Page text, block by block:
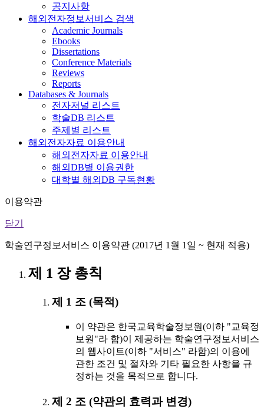
공지사항
해외전자정보서비스 검색
Academic Journals
Ebooks
Dissertations
Conference Materials
Reviews
Reports
Databases & Journals
전자저널 리스트
학술DB 리스트
주제별 리스트
해외전자자료 이용안내
해외전자자료 이용안내
해외DB별 이용권한
대학별 해외DB 구독현황
이용약관
닫기
학술연구정보서비스 이용약관 (2017년 1월 1일 ~ 현재 적용)
제 1 장 총칙
제 1 조 (목적)
이 약관은 한국교육학술정보원(이하 "교육정
보원"라 함)이 제공하는 학술연구정보서비스
의 웹사이트(이하 "서비스" 라함)의 이용에
관한 조건 및 절차와 기타 필요한 사항을 규
정하는 것을 목적으로 합니다.
제 2 조 (약관의 효력과 변경)